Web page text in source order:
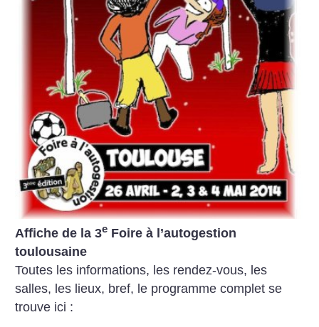
Affiche de la 3e Foire à l’autogestion
toulousaine
Toutes les informations, les rendez-vous, les
salles, les lieux, bref, le programme complet se
trouve ici :